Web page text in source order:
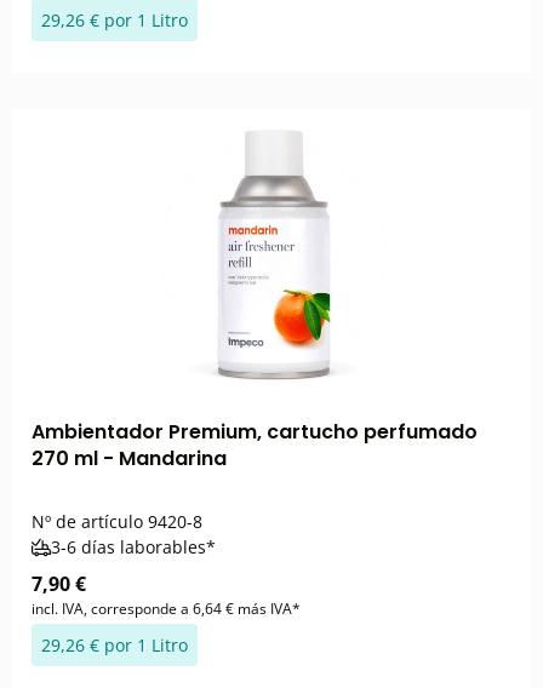
29,26 € por 1 Litro
Ambientador Premium, cartucho perfumado
270 ml - Mandarina
Nº de artículo 9420-8
3-6 días laborables*
7,90 €
incl. IVA, corresponde a 6,64 € más IVA*
29,26 € por 1 Litro